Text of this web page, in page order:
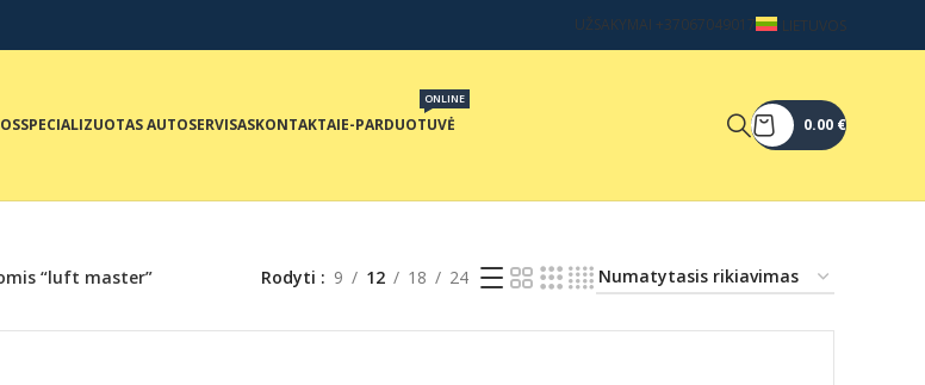
UŽSAKYMAI +37067049017 LIETUVOS
SPECIALIZUOTAS AUTOSERVISASKONTAKTAIE-PARDUOTUVĖ
ONLINE
0.00 €
“luft master” Rodyti 9 12 18 24